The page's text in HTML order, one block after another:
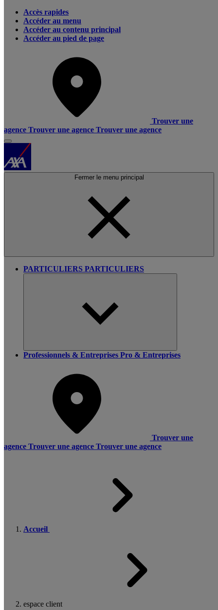
Accès rapides
Accéder au menu
Accéder au contenu principal
Accéder au pied de page
Trouver une
agence Trouver une agence Trouver une agence
Fermer le menu principal
PARTICULIERS PARTICULIERS
Professionnels & Entreprises Pro & Entreprises
Trouver une
agence Trouver une agence Trouver une agence
Accueil
espace client